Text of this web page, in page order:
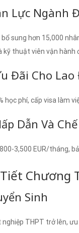
Lực Ngành
sung hơn 15,000
thuật viên vận hành
Đãi Cho
học phí, cấp visa làm
Dẫn Và
3,500 EUR/tháng,
Chương
Sinh
THPT trở lên,